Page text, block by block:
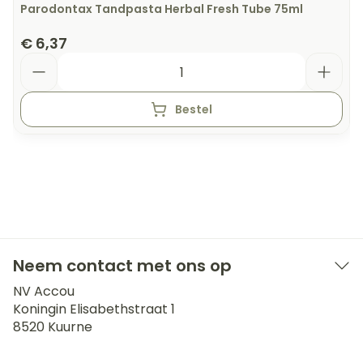
Parodontax Tandpasta Herbal Fresh Tube 75ml
€ 6,37
Bestel
Neem contact met ons op
NV Accou
Koningin Elisabethstraat 1
8520 Kuurne